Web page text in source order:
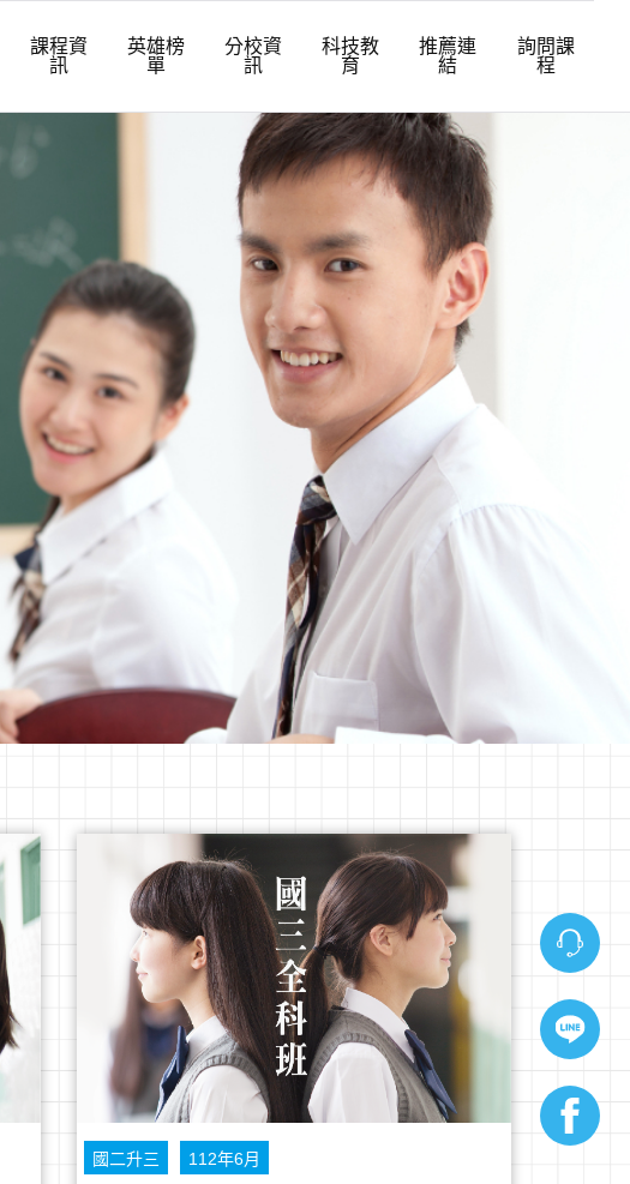
課程資
訊
英雄榜
單
分校資
訊
科技教
育
推薦連
結
詢問課
程
國二升三 112年6月